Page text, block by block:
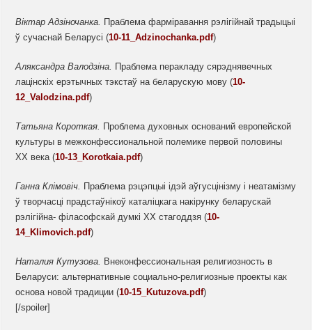
Віктар Адзіночанка. Праблема фарміравання рэлігійнай традыцыі
ў сучаснай Беларусі (10-11_Adzinochanka.pdf)
Аляксандра Валодзіна. Праблема перакладу сярэднявечных
лацінскіх ерэтычных тэкстаў на беларускую мову (10-
12_Valodzina.pdf)
Татьяна Короткая. Проблема духовных оснований европейской
культуры в межконфессиональной полемике первой половины
ХХ века (10-13_Korotkaia.pdf)
ГаннаКлімовіч. Праблема рэцэпцыі ідэй аўгусцінізму і неатамізму
ў творчасці прадстаўнікоў каталіцкага накірунку беларускай
рэлігійна- філасофскай думкі ХХ стагоддзя (10-
14_Klimovich.pdf)
НаталияКутузова. Внеконфессиональная религиозность в
Беларуси: альтернативные социально-религиозные проекты как
основа новой традиции (10-15_Kutuzova.pdf)
[/spoiler]